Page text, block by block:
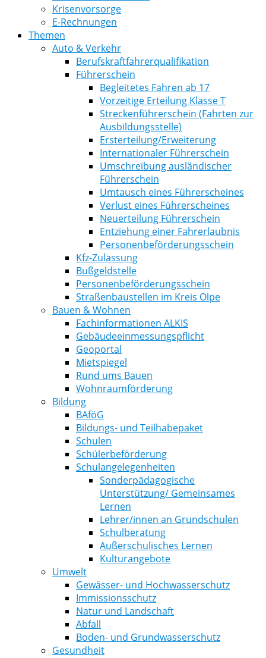
Krisenvorsorge
E-Rechnungen
Themen
Auto & Verkehr
Berufskraftfahrerqualifikation
Führerschein
Begleitetes Fahren ab 17
Vorzeitige Erteilung Klasse T
Streckenführerschein (Fahrten zur
Ausbildungsstelle)
Ersterteilung/Erweiterung
Internationaler Führerschein
Umschreibung ausländischer
Führerschein
Umtausch eines Führerscheines
Verlust eines Führerscheines
Neuerteilung Führerschein
Entziehung einer Fahrerlaubnis
Personenbeförderungsschein
Kfz-Zulassung
Bußgeldstelle
Personenbeförderungsschein
Straßenbaustellen im Kreis Olpe
Bauen & Wohnen
Fachinformationen ALKIS
Gebäudeeinmessungspflicht
Geoportal
Mietspiegel
Rund ums Bauen
Wohnraumförderung
Bildung
BAföG
Bildungs- und Teilhabepaket
Schulen
Schülerbeförderung
Schulangelegenheiten
Sonderpädagogische
Unterstützung/ Gemeinsames
Lernen
Lehrer/innen an Grundschulen
Schulberatung
Außerschulisches Lernen
Kulturangebote
Umwelt
Gewässer- und Hochwasserschutz
Immissionsschutz
Natur und Landschaft
Abfall
Boden- und Grundwasserschutz
Gesundheit